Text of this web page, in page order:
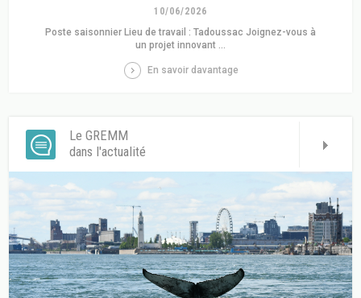
10/06/2026
Poste saisonnier Lieu de travail : Tadoussac Joignez-vous à
un projet innovant ...
En savoir davantage
Le GREMM
dans l'actualité